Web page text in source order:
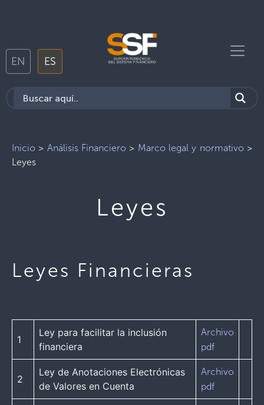
EN ES
Inicio > Análisis Financiero > Marco legal y normativo >
Leyes
Leyes
Leyes Financieras
1
Ley para facilitar la inclusión
financiera
Archivo
pdf
2
Ley de Anotaciones Electrónicas
de Valores en Cuenta
Archivo
pdf